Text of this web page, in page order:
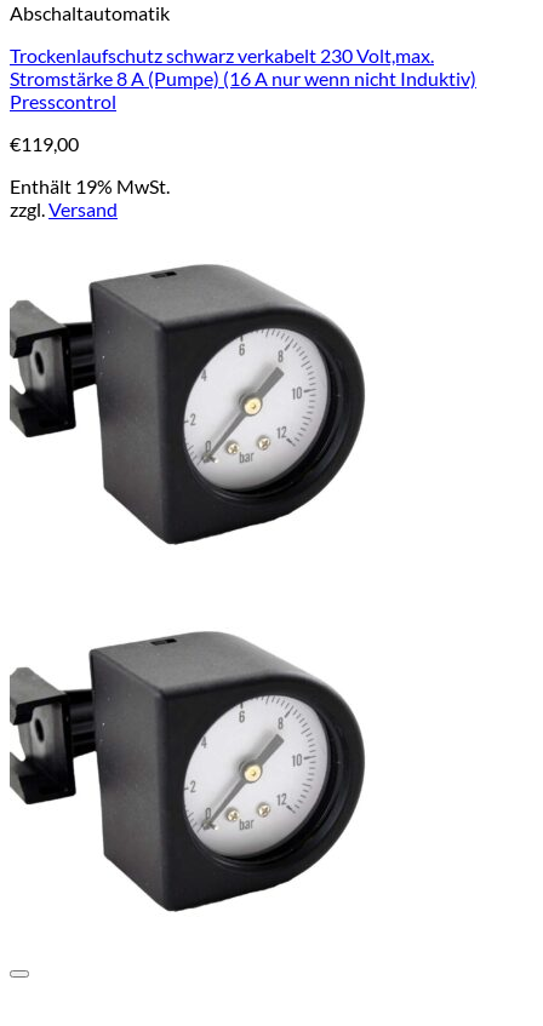
Abschaltautomatik
Trockenlaufschutz schwarz verkabelt 230 Volt,max.
Stromstärke 8 A (Pumpe) (16 A nur wenn nicht Induktiv)
Presscontrol
€119,00
Enthält 19% MwSt.
zzgl.Versand